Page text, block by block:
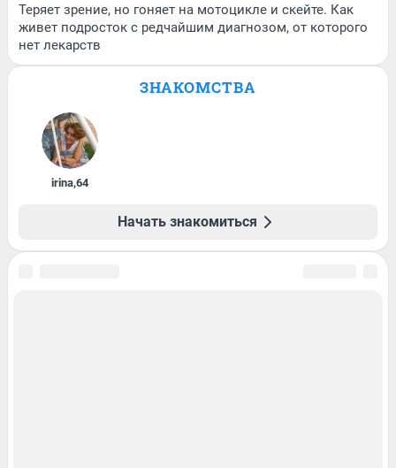
Теряет зрение, но гоняет на мотоцикле и скейте. Как
живет подросток с редчайшим диагнозом, от которого
нет лекарств
ЗНАКОМСТВА
irina,64
Начать знакомиться